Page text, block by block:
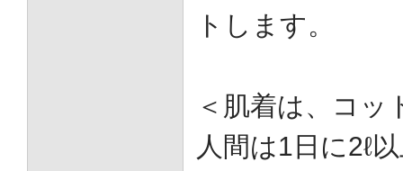
トします。
＜肌着は、コッ
人間は1日に2ℓ